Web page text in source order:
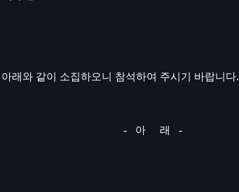
래와 같이 소집하오니 참석하여 주시기 바랍니다.
- 아 래 -